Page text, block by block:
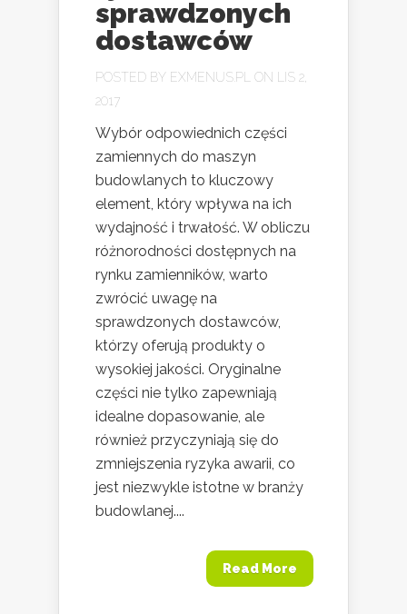
sprawdzonych
dostawców
POSTED BY EXMENUS.PL
ON LIS 2,
2017
Wybór odpowiednich części
zamiennych do maszyn
budowlanych to kluczowy
element, który wpływa na ich
wydajność i trwałość. W obliczu
różnorodności dostępnych na
rynku zamienników, warto
zwrócić uwagę na
sprawdzonych dostawców,
którzy oferują produkty o
wysokiej jakości. Oryginalne
części nie tylko zapewniają
idealne dopasowanie, ale
również przyczyniają się do
zmniejszenia ryzyka awarii, co
jest niezwykle istotne w branży
budowlanej....
Read More